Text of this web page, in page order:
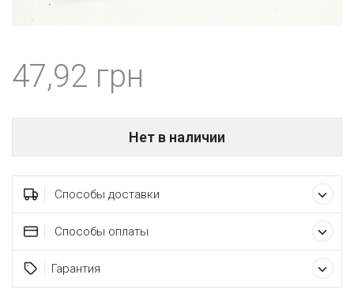
47,92
Нет в наличии
Способы доставки
Способы оплаты
Гарантия